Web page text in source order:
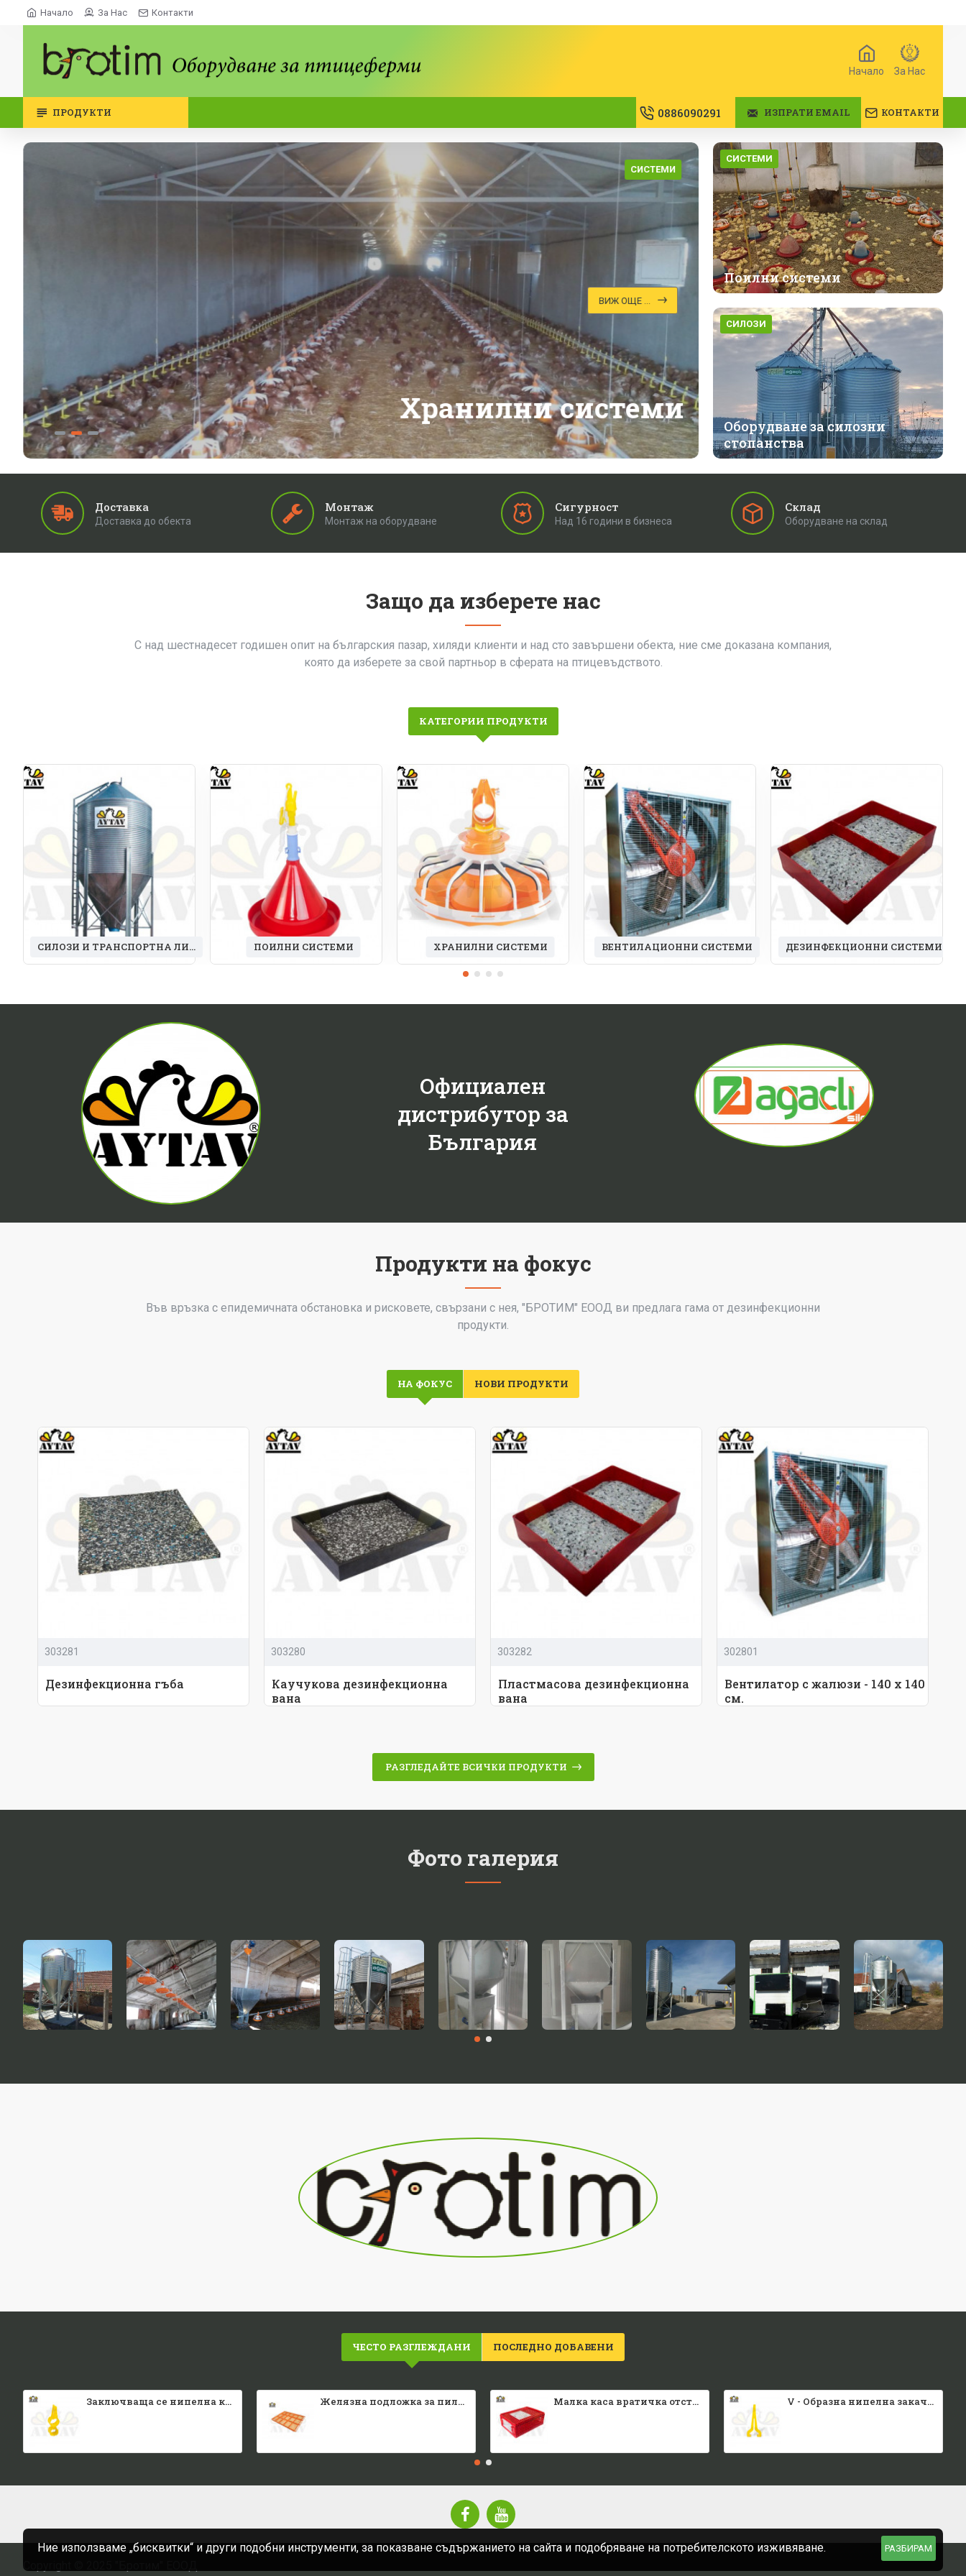
Начало За Нас Контакти
Начало За Нас
ПРОДУКТИ 0886090291 ИЗПРАТИ EMAIL КОНТАКТИ
СИСТЕМИ
Хранилни системи
ВИЖ ОЩЕ ...
Поилни системи
СИСТЕМИ
Оборудване за силозни
стопанства
СИЛОЗИ
Доставка
Доставка до обекта
Монтаж
Монтаж на оборудване
Сигурност
Над 16 години в бизнеса
Склад
Оборудване на склад
Защо да изберете нас
С над шестнадесет годишен опит на българския пазар, хиляди клиенти и над сто завършени обекта, ние сме доказана компания,
която да изберете за свой партньор в сферата на птицевъдството.
КАТЕГОРИИ ПРОДУКТИ
СИЛОЗИ И ТРАНСПОРТНА ЛИНИЯ ПОИЛНИ СИСТЕМИ ХРАНИЛНИ СИСТЕМИ ВЕНТИЛАЦИОННИ СИСТЕМИ ДЕЗИНФЕКЦИОННИ СИСТЕМИ
Официален
дистрибутор за
България
Продукти на фокус
Във връзка с епидемичната обстановка и рисковете, свързани с нея, "БРОТИМ" ЕООД ви предлага гама от дезинфекционни
продукти.
НА ФОКУС НОВИ ПРОДУКТИ
303281
Дезинфекционна гъба
303280
Каучукова дезинфекционна
вана
303282
Пластмасова дезинфекционна
вана
302801
Вентилатор с жалюзи - 140 х 140
см.
РАЗГЛЕДАЙТЕ ВСИЧКИ ПРОДУКТИ
Фото галерия
ЧЕСТО РАЗГЛЕЖДАНИ ПОСЛЕДНО ДОБАВЕНИ
Заключваща се нипелна квадратна тръба Желязна подложка за пилета Малка каса вратичка отстрани и отгоре V - Образна нипелна закачалка
Copyright © 2025 "Бротим" ЕООД
РАЗБИРАМ
Ние използваме „бисквитки“ и други подобни инструменти, за показване съдържанието на сайта и подобряване на потребителското изживяване.